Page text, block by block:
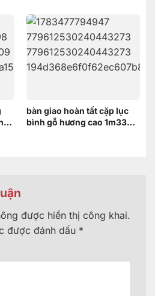
bàn giao hoàn tất cặp lục
bình gỗ hương cao 1m33
được hiển thị công khai.
được đánh dấu *